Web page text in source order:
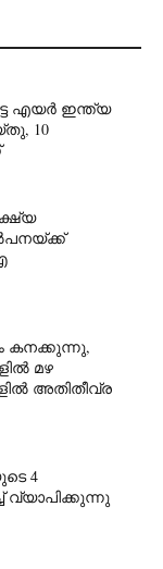
എയര്‍ ഇന്ത്യ
10
കനക്കുന്നു,
മഴ
അതിതീവ്ര
4
വ്യാപിക്കുന്നു